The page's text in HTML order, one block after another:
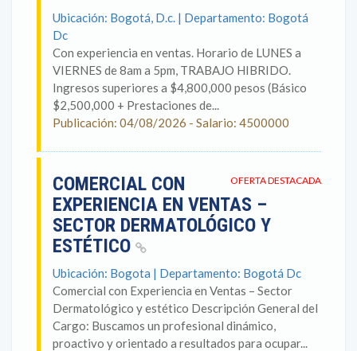
Ubicación: Bogotá, D.c. | Departamento: Bogotá
Dc
Con experiencia en ventas. Horario de LUNES a
VIERNES de 8am a 5pm, TRABAJO HIBRIDO.
Ingresos superiores a $4,800,000 pesos (Básico
$2,500,000 + Prestaciones de...
Publicación: 04/08/2026 - Salario: 4500000
OFERTA DESTACADA
COMERCIAL CON
EXPERIENCIA EN VENTAS –
SECTOR DERMATOLÓGICO Y
ESTÉTICO
Ubicación: Bogota | Departamento: Bogotá Dc
Comercial con Experiencia en Ventas – Sector
Dermatológico y estético Descripción General del
Cargo: Buscamos un profesional dinámico,
proactivo y orientado a resultados para ocupar...